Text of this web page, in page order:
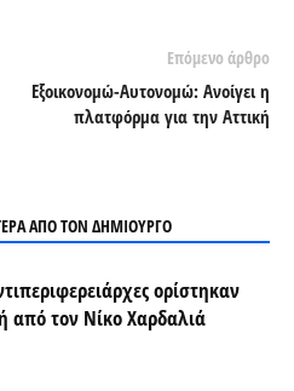
Επόμενο άρθρο
Εξοικονομώ-Αυτονομώ: Ανοίγει η
πλατφόρμα για την Αττική
ΑΠΟ ΤΟΝ ΔΗΜΙΟΥΡΓΟ
ορίστηκαν
από τον Νίκο Χαρδαλιά